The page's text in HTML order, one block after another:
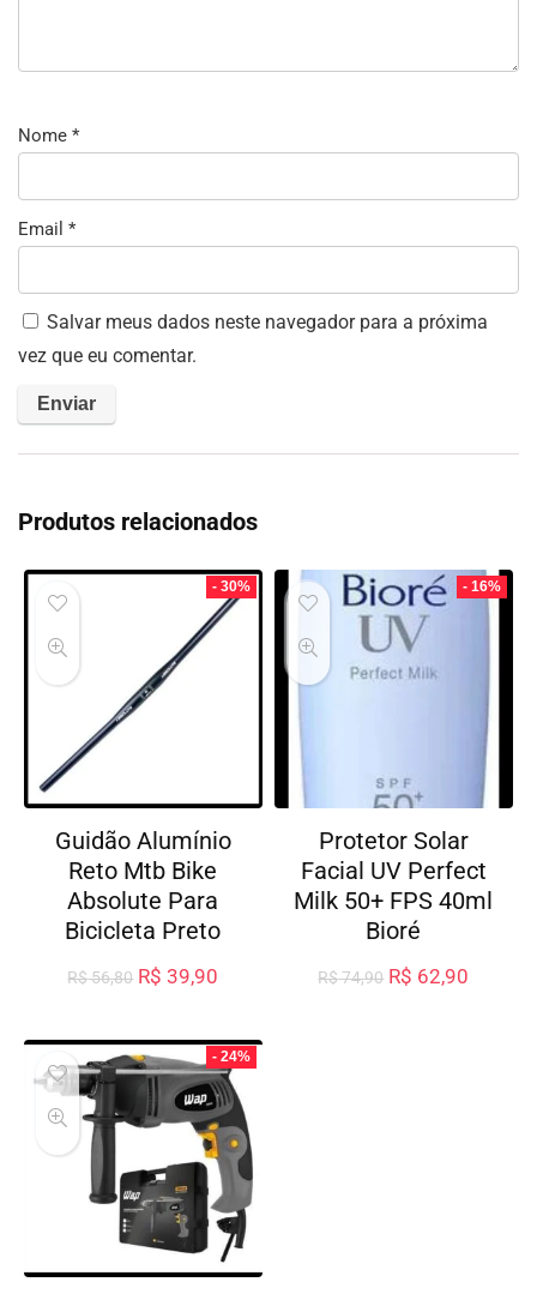
Nome *
Email *
Salvar meus dados neste navegador para a próxima
vez que eu comentar.
Produtos relacionados
- 30%
Guidão Alumínio
Reto Mtb Bike
Absolute Para
Bicicleta Preto
R$56,80 R$ 39,90
- 16%
Protetor Solar
Facial UV Perfect
Milk 50+ FPS 40ml
Bioré
R$74,90 R$ 62,90
- 24%